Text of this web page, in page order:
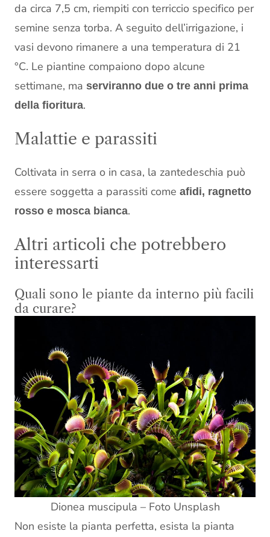
da circa 7,5 cm, riempiti con terriccio specifico per
semine senza torba. A seguito dell’irrigazione, i
vasi devono rimanere a una temperatura di 21
°C. Le piantine compaiono dopo alcune
settimane, ma serviranno due o tre anni prima
della fioritura.
Malattie e parassiti
Coltivata in serra o in casa, la zantedeschia può
essere soggetta a parassiti come afidi, ragnetto
rosso e mosca bianca.
Altri articoli che potrebbero
interessarti
Quali sono le piante da interno più facili
da curare?
Dionea muscipula – Foto Unsplash
Non esiste la pianta perfetta, esista la pianta